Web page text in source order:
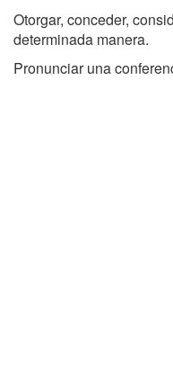
Otorgar, conceder,
determinada manera.
Pronunciar una